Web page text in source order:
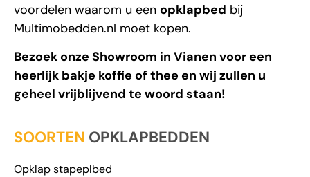
voordelen waarom u een opklapbed bij
Multimobedden.nl moet kopen.
Bezoek onze Showroom in Vianen voor een
heerlijk bakje koffie of thee en wij zullen u
geheel vrijblijvend te woord staan!
SOORTEN OPKLAPBEDDEN
Opklap stapeplbed